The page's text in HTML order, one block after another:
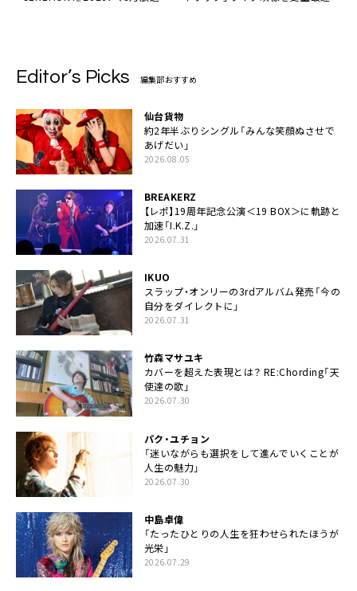
Editor’s Picks 編集部おすすめ
仙台貨物
約2年半ぶりシングル「みんな笑顔ぬさせで
あげだい」
2026.08.05
BREAKERZ
【レポ】19周年記念公演＜19 BOX＞に軌跡と
加速「I.K.Z.」
2026.07.31
IKUO
スラップ・オンリーの3rdアルバム発売「今の
自分をダイレクトに」
2026.07.31
竹森マサユキ
カバーを超えた表現とは？ RE:Chording「天
使達の歌」
2026.07.30
パク・ユチョン
「迷いながらも選択をして進んでいくことが
人生の魅力」
2026.07.30
中島卓偉
「たったひとりの人生を狂わせられたほうが
光栄」
2026.07.29